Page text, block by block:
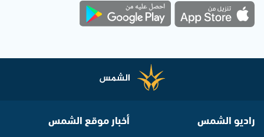
راديو الشمس أخبار موقع الشمس